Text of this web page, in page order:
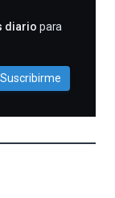
diario para
Suscribirme